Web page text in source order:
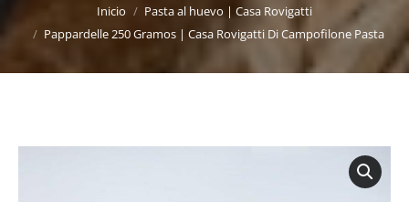
Inicio
Pasta al huevo | Casa Rovigatti
Pappardelle 250 Gramos | Casa Rovigatti Di Campofilone Pasta